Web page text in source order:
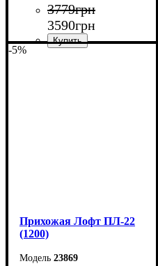
3779грн
3590грн
-5%
Прихожая Лофт ПЛ-22
(1200)
23869